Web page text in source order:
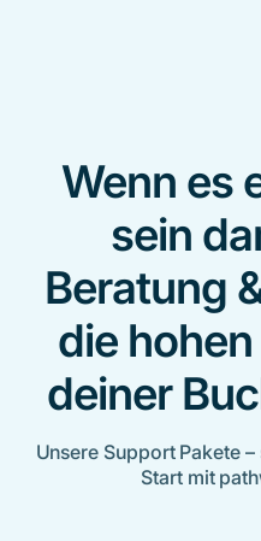
Wenn es
sein
Beratung
die
deiner
Unsere Support Pakete
Start mit